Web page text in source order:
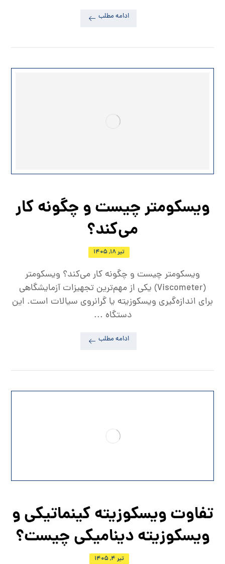
ادامه مطلب
ویسکومتر چیست و چگونه کار
می‌کند؟
تیر ۱۸, ۱۴۰۵
ویسکومتر چیست و چگونه کار می‌کند؟ ویسکومتر
(Viscometer) یکی از مهم‌ترین تجهیزات آزمایشگاهی
برای اندازه‌گیری ویسکوزیته یا گرانروی سیالات است. این
دستگاه ...
ادامه مطلب
تفاوت ویسکوزیته کینماتیکی و
ویسکوزیته دینامیکی چیست؟
تیر ۴, ۱۴۰۵